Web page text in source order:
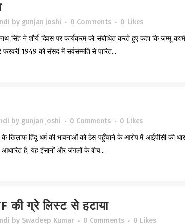
by gunjan joshi 0 Comments 0 Likes
सिंह ने शौर्य दिवस पर कार्यक्रम को संबोधित करते हुए कहा कि जम्मू
1949 को संसद में सर्वसम्मति से पारित...
by gunjan joshi 0 Comments 0 Likes
के खिलाफ हिंदू धर्म की भावनाओं को ठेस पहुँचाने के आरोप में आईपीसी की
आधारित है, यह इंसानों और जंगलों के बीच...
की ग्रे लिस्ट से हटाया
by Swadeep Kumar 0 Comments 0 Likes